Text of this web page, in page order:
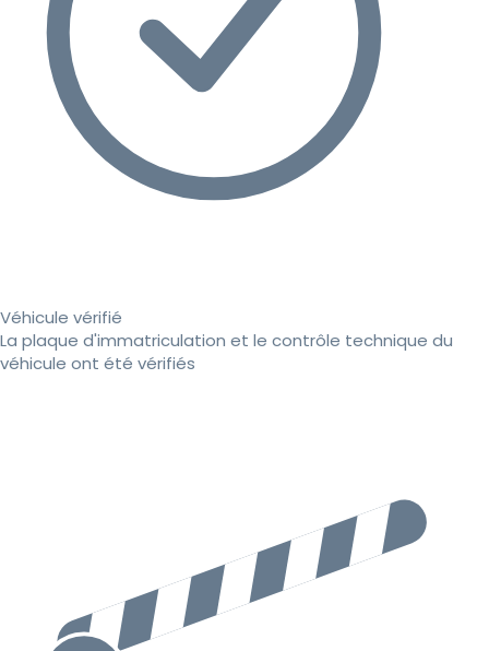
Véhicule vérifié
La plaque d'immatriculation et le contrôle technique du
véhicule ont été vérifiés